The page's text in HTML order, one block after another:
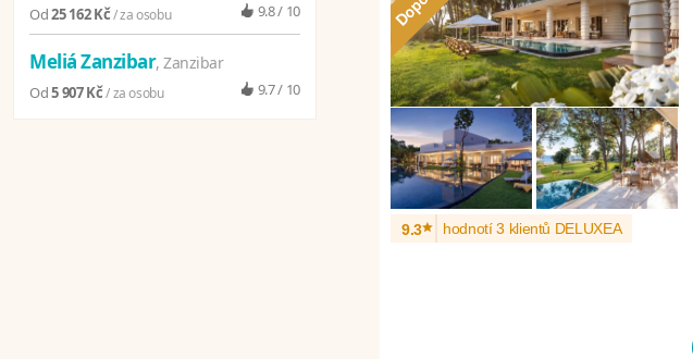
Od25 162 Kč/ za osobu 9.8 / 10
Meliá Zanzibar, Zanzibar
Od5 907 Kč/ za osobu 9.7 / 10
9.3* hodnotí 3 klientů DELUXEA